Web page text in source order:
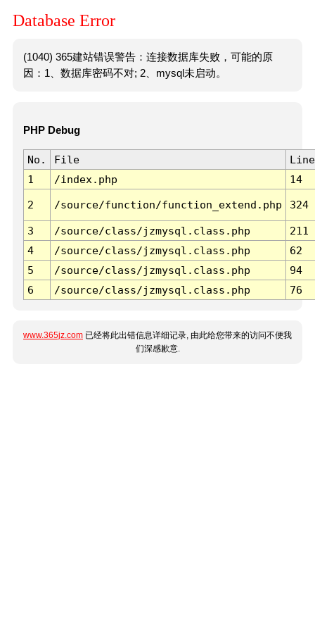
Database Error
(1040) 365建站错误警告：连接数据库失败，可能的原
因：1、数据库密码不对; 2、mysql未启动。
PHP Debug
No. File
Line
1
/index.php 14
2 /source/function/function_extend.php 324
3 /source/class/jzmysql.class.php
211
4
/source/class/jzmysql.class.php
62
5
/source/class/jzmysql.class.php
94
6
/source/class/jzmysql.class.php 76
www.365jz.com 已经将此出错信息详细记录, 由此给您带来的访问不便我
们深感歉意.